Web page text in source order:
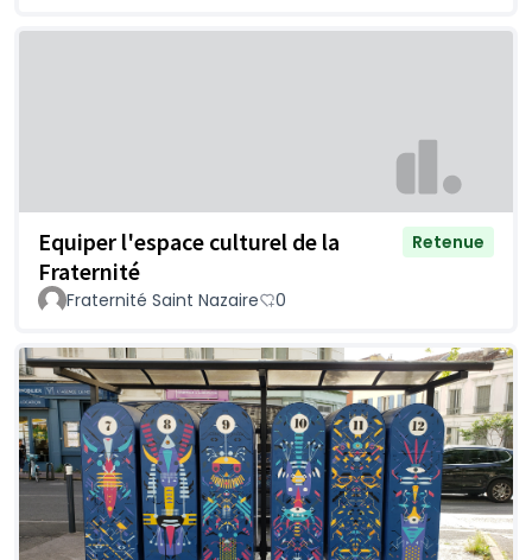
Equiper l'espace culturel de la
Fraternité
Retenue
Fraternité Saint Nazaire 0